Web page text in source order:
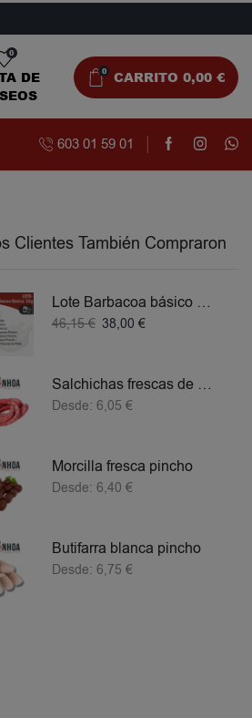
0
DE
0 CARRITO 0,00 €
603 01 59 01
Clientes También Compraron
Lote Barbacoa básico 5 KG
46,15€ 38,00 €
Salchichas frescas de Pollo
Desde: 6,05 €
Morcilla fresca pincho
Desde: 6,40 €
Butifarra blanca pincho
Desde: 6,75 €